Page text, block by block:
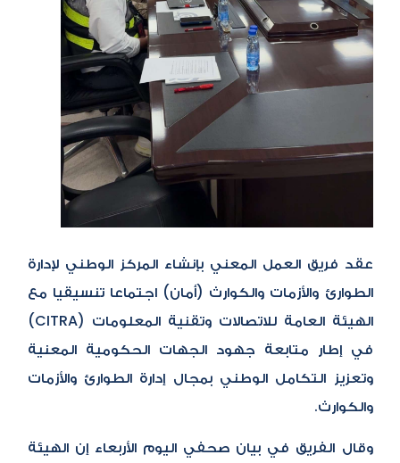
عقد فريق العمل المعني بإنشاء المركز الوطني لإدارة
الطوارئ والأزمات والكوارث (أمان) اجتماعا تنسيقيا مع
الهيئة العامة للاتصالات وتقنية المعلومات (CITRA)
في إطار متابعة جهود الجهات الحكومية المعنية
وتعزيز التكامل الوطني بمجال إدارة الطوارئ والأزمات
والكوارث.
وقال الفريق في بيان صحفي اليوم الأربعاء إن الهيئة